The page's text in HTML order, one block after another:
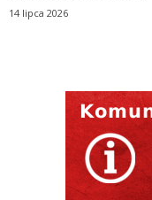
14 lipca 2026